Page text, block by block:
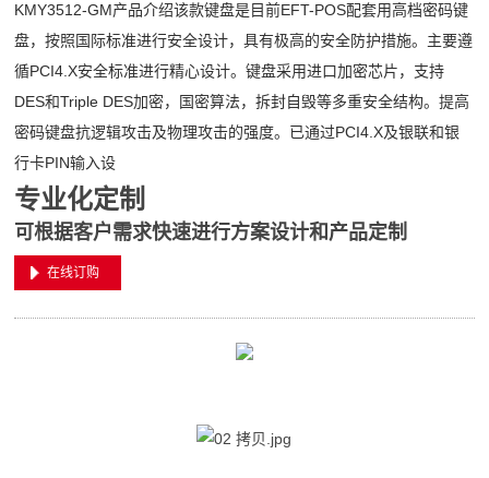
KMY3512-GM产品介绍该款键盘是目前EFT-POS配套用高档密码键
盘，按照国际标准进行安全设计，具有极高的安全防护措施。主要遵
循PCI4.X安全标准进行精心设计。键盘采用进口加密芯片，支持
DES和Triple DES加密，国密算法，拆封自毁等多重安全结构。提高
密码键盘抗逻辑攻击及物理攻击的强度。已通过PCI4.X及银联和银
行卡PIN输入设
专业化定制
可根据客户需求快速进行方案设计和产品定制
在线订购